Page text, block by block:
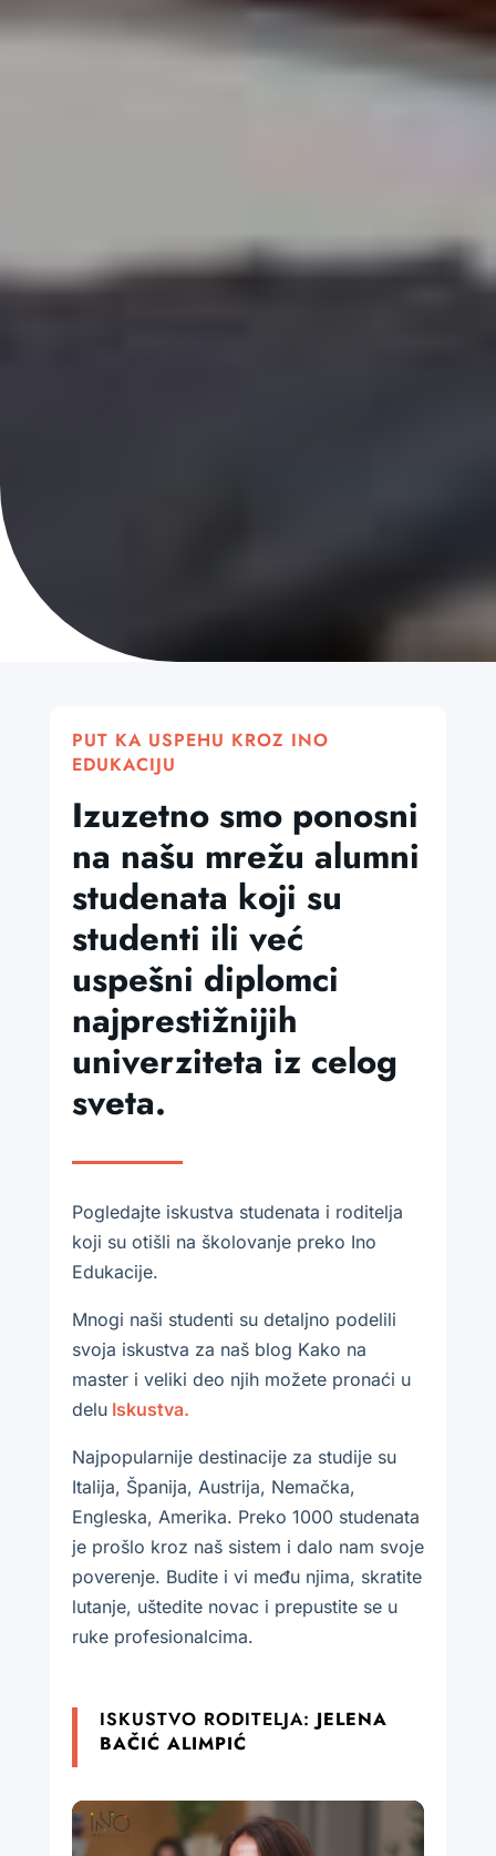
PUT KA USPEHU KROZ INO
EDUKACIJU
Izuzetno smo ponosni
na našu mrežu alumni
studenata koji su
studenti ili već
uspešni diplomci
najprestižnijih
univerziteta iz celog
sveta.
Pogledajte iskustva studenata i roditelja
koji su otišli na školovanje preko Ino
Edukacije.
Mnogi naši studenti su detaljno podelili
svoja iskustva za naš blog Kako na
master i veliki deo njih možete pronaći u
deluIskustva.
Najpopularnije destinacije za studije su
Italija, Španija, Austrija, Nemačka,
Engleska, Amerika. Preko 1000 studenata
je prošlo kroz naš sistem i dalo nam svoje
poverenje. Budite i vi među njima, skratite
lutanje, uštedite novac i prepustite se u
ruke profesionalcima.
ISKUSTVO RODITELJA: JELENA
BAČIĆ ALIMPIĆ